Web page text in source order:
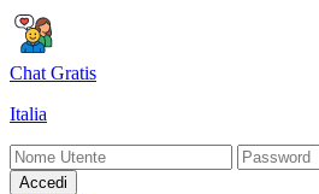
Chat Gratis
Italia
Accedi